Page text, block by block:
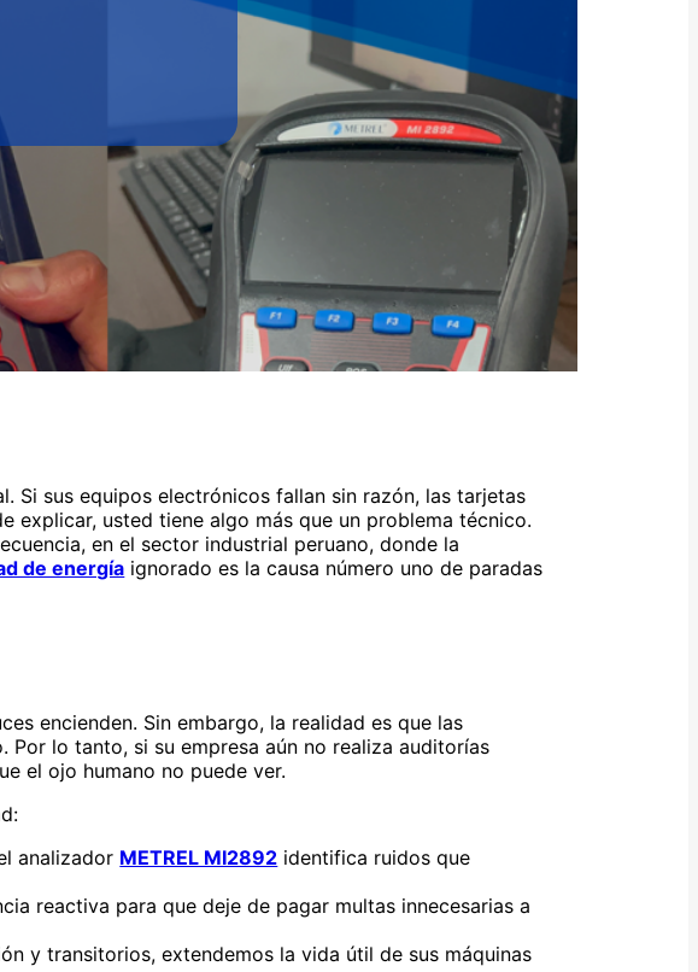
Si sus equipos electrónicos fallan sin razón, las tarjetas
explicar, usted tiene algo más que un problema técnico.
en el sector industrial peruano, donde la
de energía ignorado es la causa número uno de paradas
encienden. Sin embargo, la realidad es que las
Por lo tanto, si su empresa aún no realiza auditorías
el ojo humano no puede ver.
analizador METREL MI2892 identifica ruidos que
reactiva para que deje de pagar multas innecesarias a
y transitorios, extendemos la vida útil de sus máquinas